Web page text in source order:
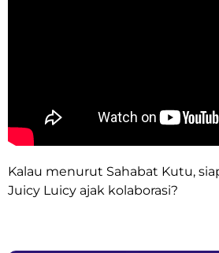
Kalau menurut Sahabat Kutu,
Juicy Luicy ajak kolaborasi?